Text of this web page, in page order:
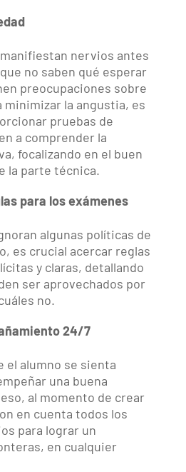
nervios antes
no saben qué esperar
preocupaciones sobre
minimizar la angustia, es
pruebas de
a comprender la
focalizando en el buen
la parte técnica.
para los exámenes
algunas políticas de
es crucial acercar reglas
y claras, detallando
ser aprovechados por
no.
24/7
el alumno se sienta
una buena
al momento de crear
en cuenta todos los
para lograr un
en cualquier